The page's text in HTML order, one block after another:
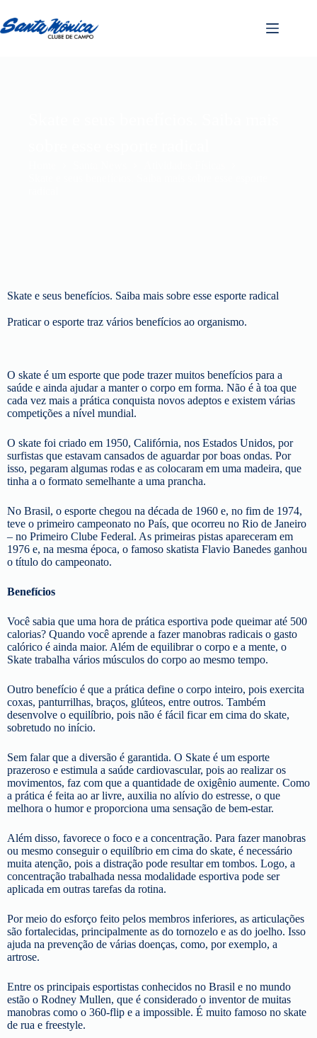
Skate e seus benefícios. Saiba mais sobre esse esporte radical
Praticar o esporte traz vários benefícios ao organismo.
O skate é um esporte que pode trazer muitos benefícios para a
saúde e ainda ajudar a manter o corpo em forma. Não é à toa que
cada vez mais a prática conquista novos adeptos e existem várias
competições a nível mundial.
O skate foi criado em 1950, Califórnia, nos Estados Unidos, por
surfistas que estavam cansados de aguardar por boas ondas. Por
isso, pegaram algumas rodas e as colocaram em uma madeira, que
tinha a o formato semelhante a uma prancha.
No Brasil, o esporte chegou na década de 1960 e, no fim de 1974,
teve o primeiro campeonato no País, que ocorreu no Rio de Janeiro
– no Primeiro Clube Federal. As primeiras pistas apareceram em
1976 e, na mesma época, o famoso skatista Flavio Banedes ganhou
o título do campeonato.
Benefícios
Você sabia que uma hora de prática esportiva pode queimar até 500
calorias? Quando você aprende a fazer manobras radicais o gasto
calórico é ainda maior. Além de equilibrar o corpo e a mente, o
Skate trabalha vários músculos do corpo ao mesmo tempo.
Outro benefício é que a prática define o corpo inteiro, pois exercita
coxas, panturrilhas, braços, glúteos, entre outros. Também
desenvolve o equilíbrio, pois não é fácil ficar em cima do skate,
sobretudo no início.
Sem falar que a diversão é garantida. O Skate é um esporte
prazeroso e estimula a saúde cardiovascular, pois ao realizar os
movimentos, faz com que a quantidade de oxigênio aumente. Como
a prática é feita ao ar livre, auxilia no alívio do estresse, o que
melhora o humor e proporciona uma sensação de bem-estar.
Além disso, favorece o foco e a concentração. Para fazer manobras
ou mesmo conseguir o equilíbrio em cima do skate, é necessário
muita atenção, pois a distração pode resultar em tombos. Logo, a
concentração trabalhada nessa modalidade esportiva pode ser
aplicada em outras tarefas da rotina.
Por meio do esforço feito pelos membros inferiores, as articulações
são fortalecidas, principalmente as do tornozelo e as do joelho. Isso
ajuda na prevenção de várias doenças, como, por exemplo, a
artrose.
Entre os principais esportistas conhecidos no Brasil e no mundo
estão o Rodney Mullen, que é considerado o inventor de muitas
manobras como o 360-flip e a impossible. É muito famoso no skate
de rua e freestyle.